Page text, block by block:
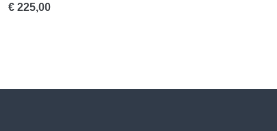
€ 225,00